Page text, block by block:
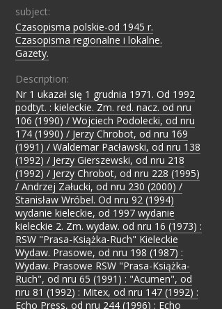
subject:
Czasopisma polskie-od 1945 r.
Czasopisma regionalne i lokalne.
Gazety.
Description:
Nr 1 ukazał się 1 grudnia 1971. Od 1992
podtyt. : kieleckie. Zm. red. nacz. od nru
106 (1990) / Wojciech Podolecki, od nru
174 (1990) / Jerzy Chrobot, od nru 169
(1991) / Waldemar Pacławski, od nru 138
(1992) / Jerzy Gierszewski, od nru 218
(1992) / Jerzy Chrobot, od nru 228 (1995)
/ Andrzej Załucki, od nru 230 (2000) /
Stanisław Wróbel. Od nru 92 (1994)
wydanie kieleckie, od 1997 wydanie
kieleckie 2. Zm. wydaw. od nru 16 (1973) :
RSW "Prasa-Książka-Ruch" Kieleckie
Wydaw. Prasowe, od nru 198 (1987) :
Wydaw. Prasowe RSW "Prasa-Książka-
Ruch", od nru 65 (1991) : "Acumen", od
nru 81 (1992) : Mitex, od nru 147 (1992) :
Echo Press, od nru 244 (1996) : Echo